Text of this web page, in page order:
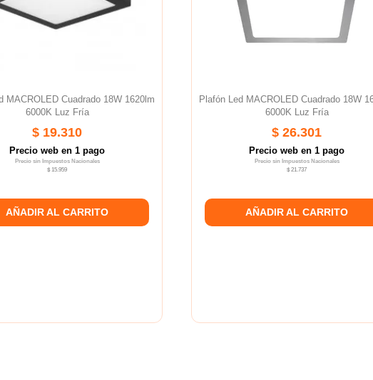
MACROLED Cuadrado 18W 1620lm
6000K Luz Fría
$ 19.310
Precio web en 1 pago
Precio sin Impuestos Nacionales
$ 15.959
AÑADIR AL CARRITO
Plafón Led MACROLED Cuadrado 18W
6000K Luz Fría
$ 26.301
Precio web en 1 pago
Precio sin Impuestos Nacionales
$ 21.737
AÑADIR AL CARRITO